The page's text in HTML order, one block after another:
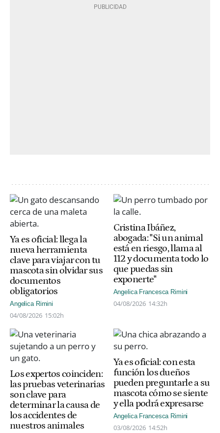
Ya es oficial: llega la
nueva herramienta
clave para viajar con tu
mascota sin olvidar sus
documentos
obligatorios
Angelica Rimini
04/08/2026 15:02h
Cristina Ibáñez,
abogada: "Si un animal
está en riesgo, llama al
112 y documenta todo lo
que puedas sin
exponerte"
Angelica Francesca Rimini
04/08/2026 14:32h
Los expertos coinciden:
las pruebas veterinarias
son clave para
determinar la causa de
los accidentes de
nuestros animales
Ya es oficial: con esta
función los dueños
pueden preguntarle a su
mascota cómo se siente
y ella podrá expresarse
Angelica Francesca Rimini
03/08/2026 14:52h